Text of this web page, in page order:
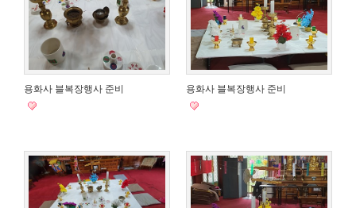
용화사 블복장행사 준비 용화사 블복장행사 준비